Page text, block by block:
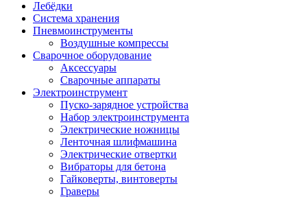
Лебёдки
Система хранения
Пневмоинструменты
Воздушные компрессы
Сварочное оборудование
Аксессуары
Сварочные аппараты
Электроинструмент
Пуско-зарядное устройства
Набор электроинструмента
Электрические ножницы
Ленточная шлифмашина
Электрические отвертки
Вибраторы для бетона
Гайковерты, винтоверты
Граверы